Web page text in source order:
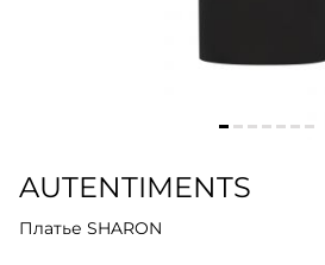
AUTENTIMENTS
Платье SHARON